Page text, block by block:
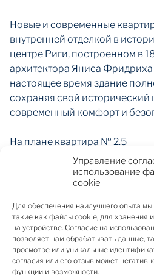
Управление
использование
cookie
Для обеспечения наилучшего опыта мы
такие как файлы cookie, для хранения
на устройстве. Согласие на
позволяет нам обрабатывать данные,
просмотре или уникальные
согласия или его отзыв может
функции и возможности.
Hовые и современные
внутренней отделкой в
центре Риги, построенном в
архитектора Яниса
настоящее время здание
сохраняя свой
современный комфорт и
На плане квартира № 2.5
Реконструкция
современной среды,
сочетании с сохранением
Массивные перекрытия
обеспечивают полную
новый современный лифт,
видеосвязи.
Сердцем здания является